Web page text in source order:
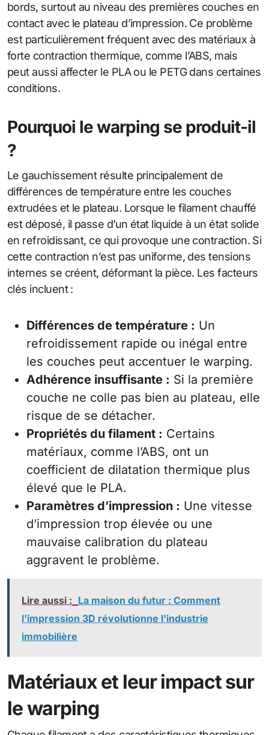
bords, surtout au niveau des premières couches en
contact avec le plateau d’impression. Ce problème
est particulièrement fréquent avec des matériaux à
forte contraction thermique, comme l’ABS, mais
peut aussi affecter le PLA ou le PETG dans certaines
conditions.
Pourquoi le warping se produit-il
?
Le gauchissement résulte principalement de
différences de température entre les couches
extrudées et le plateau. Lorsque le filament chauffé
est déposé, il passe d’un état liquide à un état solide
en refroidissant, ce qui provoque une contraction. Si
cette contraction n’est pas uniforme, des tensions
internes se créent, déformant la pièce. Les facteurs
clés incluent :
Différences de température : Un
refroidissement rapide ou inégal entre
les couches peut accentuer le warping.
Adhérence insuffisante : Si la première
couche ne colle pas bien au plateau, elle
risque de se détacher.
Propriétés du filament : Certains
matériaux, comme l’ABS, ont un
coefficient de dilatation thermique plus
élevé que le PLA.
Paramètres d’impression : Une vitesse
d’impression trop élevée ou une
mauvaise calibration du plateau
aggravent le problème.
Lire aussi : La maison du futur : Comment
l'impression 3D révolutionne l'industrie
immobilière
Matériaux et leur impact sur
le warping